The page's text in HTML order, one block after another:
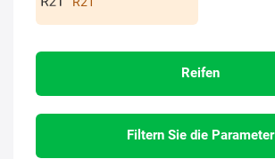
Reifen
Filtern Sie die Parameter